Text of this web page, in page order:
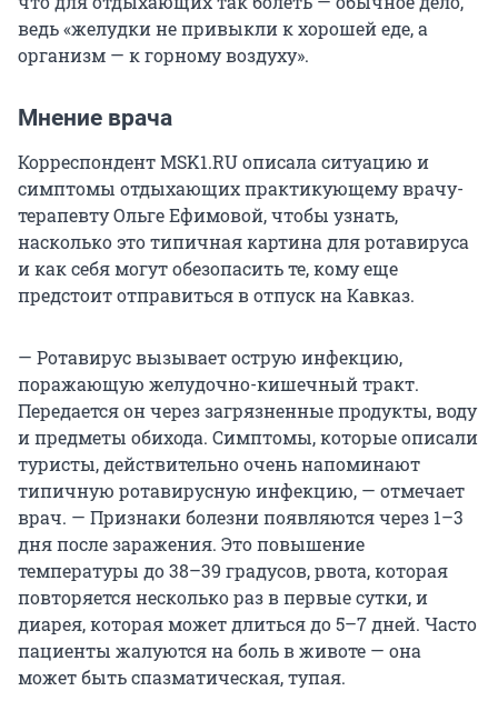
ведь «желудки не привыкли к хорошей еде, а
организм — к горному воздуху».
Мнение врача
Корреспондент MSK1.RU описала ситуацию и
симптомы отдыхающих практикующему врачу-
терапевту Ольге Ефимовой, чтобы узнать,
насколько это типичная картина для ротавируса
и как себя могут обезопасить те, кому еще
предстоит отправиться в отпуск на Кавказ.
— Ротавирус вызывает острую инфекцию,
поражающую желудочно-кишечный тракт.
Передается он через загрязненные продукты, воду
и предметы обихода. Симптомы, которые описали
туристы, действительно очень напоминают
типичную ротавирусную инфекцию, — отмечает
врач. — Признаки болезни появляются через 1–3
дня после заражения. Это повышение
температуры до 38–39 градусов, рвота, которая
повторяется несколько раз в первые сутки, и
диарея, которая может длиться до 5–7 дней. Часто
пациенты жалуются на боль в животе — она
может быть спазматическая, тупая.